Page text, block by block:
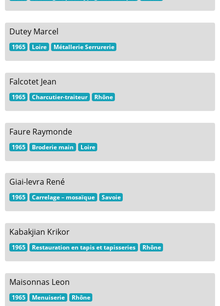
Dutey Marcel
1965 Loire Métallerie Serrurerie
Falcotet Jean
1965 Charcutier-traiteur Rhône
Faure Raymonde
1965 Broderie main Loire
Giai-levra René
1965 Carrelage – mosaïque Savoie
Kabakjian Krikor
1965 Restauration en tapis et tapisseries Rhône
Maisonnas Leon
1965 Menuiserie Rhône